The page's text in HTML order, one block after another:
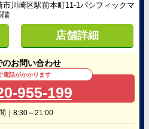
市川崎区駅前本町11-1パシフィックマ
階
店舗詳細
のお問い合わせ
電話がかかります
955-199
｜8:30～21:00